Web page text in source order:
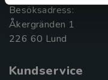
Besöksadress:
Åkergränden 1
Kundservice